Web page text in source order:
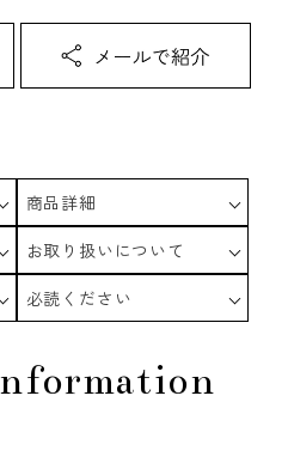
商品詳細
お取り扱いについて
必読ください